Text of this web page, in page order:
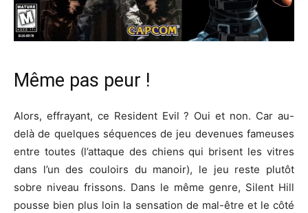
Même pas peur !
Alors, effrayant, ce Resident Evil ? Oui et non. Car au-
delà de quelques séquences de jeu devenues fameuses
entre toutes (l’attaque des chiens qui brisent les vitres
dans l’un des couloirs du manoir), le jeu reste plutôt
sobre niveau frissons. Dans le même genre, Silent Hill
pousse bien plus loin la sensation de mal-être et le côté